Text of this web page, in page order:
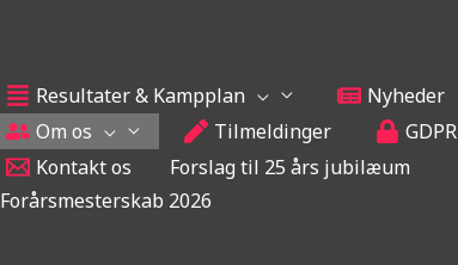
Resultater & Kampplan
Nyheder
Om os
Tilmeldinger
GDPR
Kontakt os
Forslag til 25 års jubilæum
Forårsmesterskab 2026